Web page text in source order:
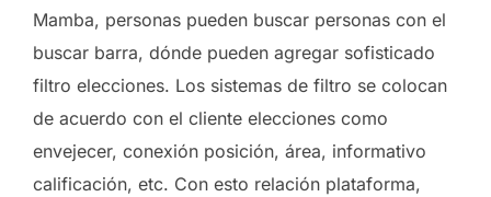
Mamba, personas pueden buscar personas con el
buscar barra, dónde pueden agregar sofisticado
filtro elecciones. Los sistemas de filtro se colocan
de acuerdo con el cliente elecciones como
envejecer, conexión posición, área, informativo
calificación, etc. Con esto relación plataforma,